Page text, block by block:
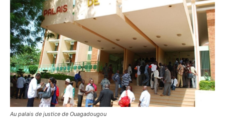
Au palais de justice de Ouagadougou